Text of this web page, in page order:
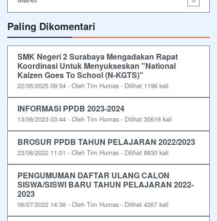
Paling Dikomentari
SMK Negeri 2 Surabaya Mengadakan Rapat
Koordinasi Untuk Menyukseskan "National
Kaizen Goes To School (N-KGTS)"
22/05/2025 09:54 - Oleh Tim Humas - Dilihat 1196 kali
INFORMASI PPDB 2023-2024
13/06/2023 03:44 - Oleh Tim Humas - Dilihat 35616 kali
BROSUR PPDB TAHUN PELAJARAN 2022/2023
23/06/2022 11:01 - Oleh Tim Humas - Dilihat 8830 kali
PENGUMUMAN DAFTAR ULANG CALON
SISWA/SISWI BARU TAHUN PELAJARAN 2022-
2023
06/07/2022 14:36 - Oleh Tim Humas - Dilihat 4267 kali